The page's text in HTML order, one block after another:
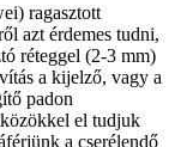
ragasztott
azt érdemes tudni,
réteggel (2-3 mm)
a kijelző, vagy a
padon
el tudjuk
a cserélendő